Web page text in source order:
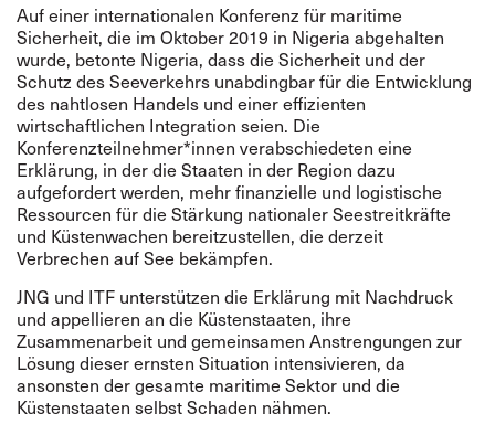
Auf einer internationalen Konferenz für maritime
Sicherheit, die im Oktober 2019 in Nigeria abgehalten
wurde, betonte Nigeria, dass die Sicherheit und der
Schutz des Seeverkehrs unabdingbar für die Entwicklung
des nahtlosen Handels und einer effizienten
wirtschaftlichen Integration seien. Die
Konferenzteilnehmer*innen verabschiedeten eine
Erklärung, in der die Staaten in der Region dazu
aufgefordert werden, mehr finanzielle und logistische
Ressourcen für die Stärkung nationaler Seestreitkräfte
und Küstenwachen bereitzustellen, die derzeit
Verbrechen auf See bekämpfen.
JNG und ITF unterstützen die Erklärung mit Nachdruck
und appellieren an die Küstenstaaten, ihre
Zusammenarbeit und gemeinsamen Anstrengungen zur
Lösung dieser ernsten Situation intensivieren, da
ansonsten der gesamte maritime Sektor und die
Küstenstaaten selbst Schaden nähmen.